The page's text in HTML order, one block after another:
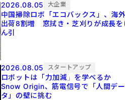
2026.08.05
大企業
中国掃除ロボ「エコバックス」、海
出荷8割増 窓拭き・芝刈りが成長を
ん引
2026.08.05 スタートアップ
ロボットは「力加減」を学べるか
Snow Origin、筋電信号で「人間デー
タ」の壁に挑む